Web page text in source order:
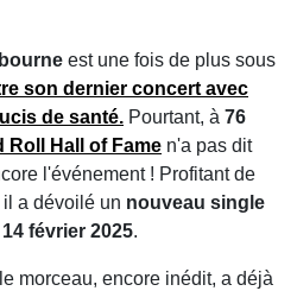
est une fois de plus sous
son dernier concert avec
de santé. Pourtant, à 76
Roll Hall of Fame n'a pas dit
l'événement ! Profitant de
il a dévoilé un nouveau single
février 2025.
morceau, encore inédit, a déjà